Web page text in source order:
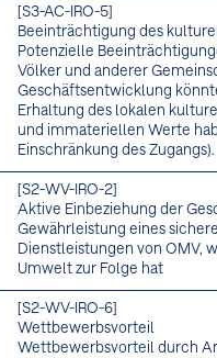
[S3-AC-IRO-5]
Beeinträchtigung des
Potenzielle
Völker und anderer
Geschäftsentwicklung
Erhaltung des lokalen
und immateriellen Werte
Einschränkung des Zugangs).
[S2-WV-IRO-2]
Aktive Einbeziehung der
Gewährleistung eines
Dienstleistungen von OMV,
Umwelt zur Folge hat
[S2-WV-IRO-6]
Wettbewerbsvorteil
Wettbewerbsvorteil durch